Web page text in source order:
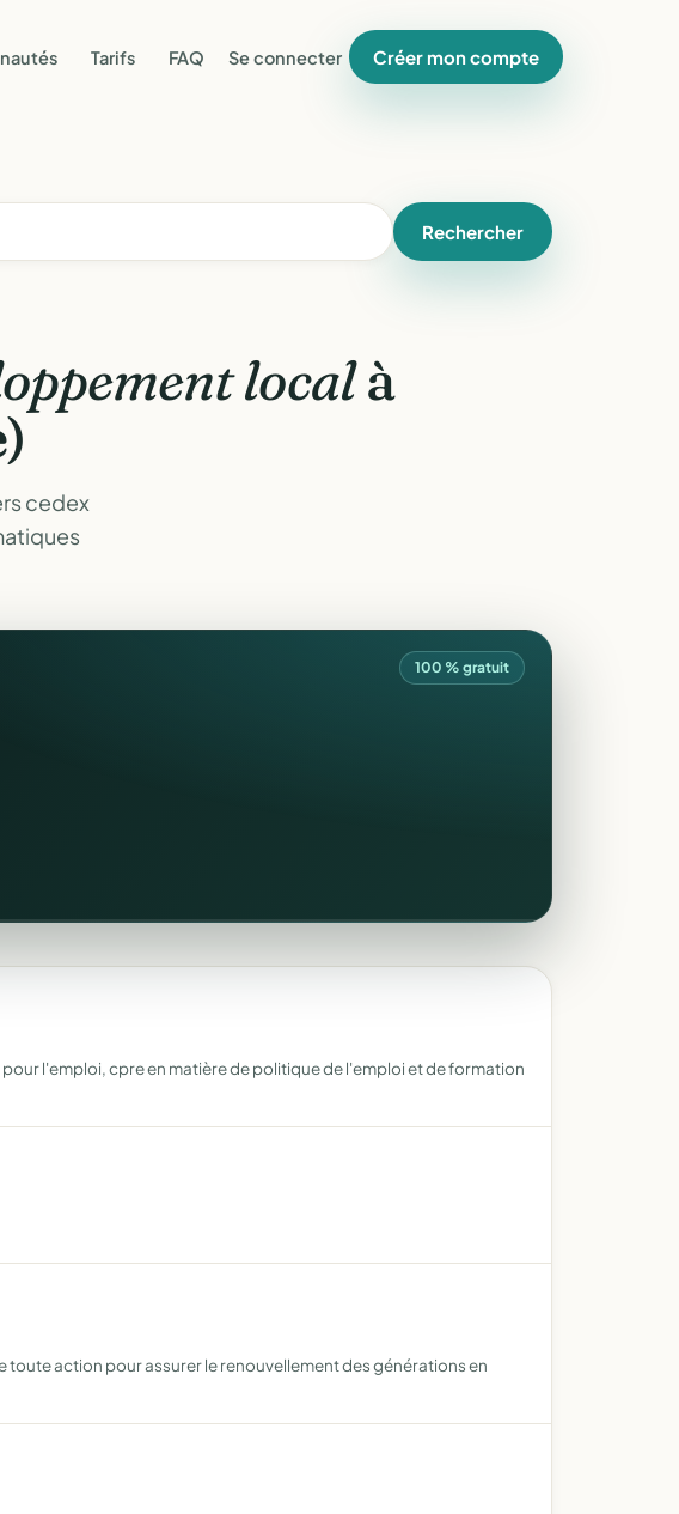
Tarifs FAQ Se connecter Créer mon compte
Rechercher
localà
cedex
100 % gratuit
l'emploi, cpre en matière de politique de l'emploi et de formation
action pour assurer le renouvellement des générations en